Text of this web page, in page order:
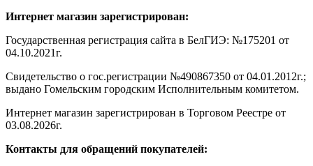
Интернет магазин зарегистрирован:
Государственная регистрация сайта в БелГИЭ: №175201 от
04.10.2021г.
Свидетельство о гос.регистрации №490867350 от 04.01.2012г.;
выдано Гомельским городским Исполнительным комитетом.
Интернет магазин зарегистрирован в Торговом Реестре от
03.08.2026г.
Контакты для обращений покупателей: